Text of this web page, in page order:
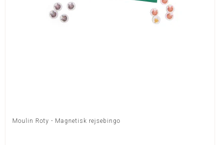
Moulin Roty - Magnetisk rejsebingo